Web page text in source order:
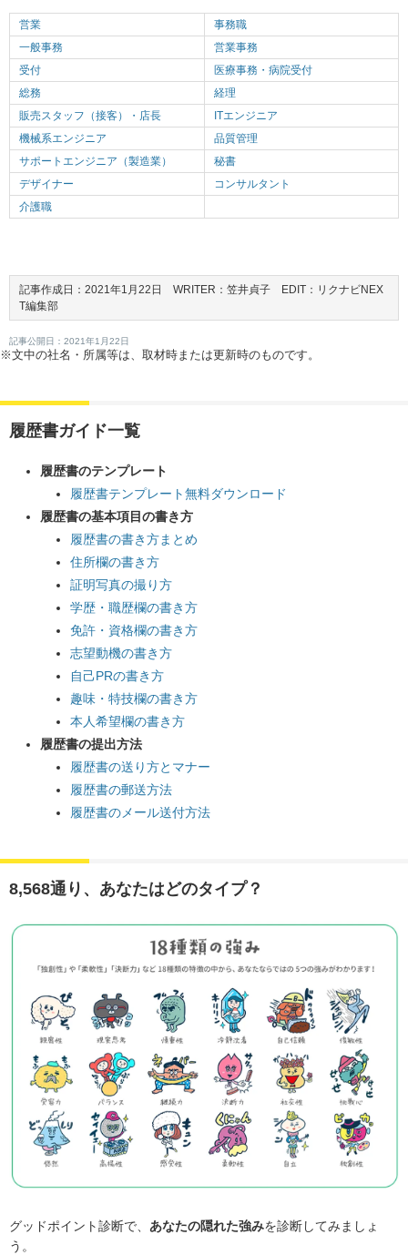
営業
事務職
一般事務
営業事務
受付
医療事務・病院受付
総務
経理
販売スタッフ（接客）・店長
ITエンジニア
機械系エンジニア
品質管理
サポートエンジニア（製造業）
秘書
デザイナー
コンサルタント
介護職
記事作成日：2021年1月22日 WRITER：笠井貞子 EDIT：リクナビNEX
T編集部
記事公開日：2021年1月22日
※文中の社名・所属等は、取材時または更新時のものです。
履歴書ガイド一覧
履歴書のテンプレート
履歴書テンプレート無料ダウンロード
履歴書の基本項目の書き方
履歴書の書き方まとめ
住所欄の書き方
証明写真の撮り方
学歴・職歴欄の書き方
免許・資格欄の書き方
志望動機の書き方
自己PRの書き方
趣味・特技欄の書き方
本人希望欄の書き方
履歴書の提出方法
履歴書の送り方とマナー
履歴書の郵送方法
履歴書のメール送付方法
8,568通り、あなたはどのタイプ？
グッドポイント診断で、 あなたの隠れた強みを診断してみましょ
う。